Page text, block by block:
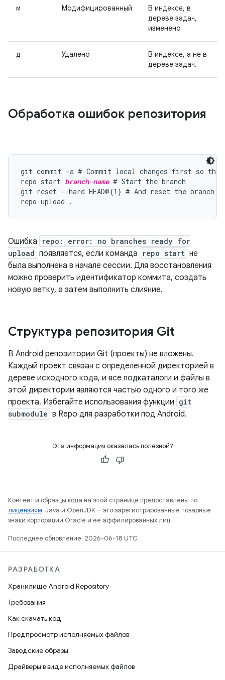
м Модифицированный
В индексе, в
дереве задач,
изменено
д Удалено
В индексе, а не в
дереве задач.
Обработка ошибок репозитория
git commit -a # Commit local changes first so
repo start branch-name # Start the branch
git reset --hard HEAD@{1} # And reset the
Ошибка
repo: error: no branches ready for
upload появляется, если команда repo start не
была выполнена в начале сессии. Для восстановления
можно проверить идентификатор коммита, создать
новую ветку, а затем выполнить слияние.
Структура репозитория Git
В Android репозитории Git (проекты) не вложены.
Каждый проект связан с определенной директорией в
дереве исходного кода, и все подкаталоги и файлы в
этой директории являются частью одного и того же
проекта. Избегайте использования функции git
submodule в Repo для разработки под Android.
Эта информация оказалась полезной?
Контент и образцы кода на этой странице предоставлены по
лицензиям. Java и OpenJDK – это зарегистрированные товарные
знаки корпорации Oracle и ее аффилированных лиц.
Последнее обновление: 2026-06-18 UTC.
РАЗРАБОТКА
Хранилище Android Repository
Требования
Как скачать код
Предпросмотр исполняемых файлов
Заводские образы
Драйверы в виде исполняемых файлов